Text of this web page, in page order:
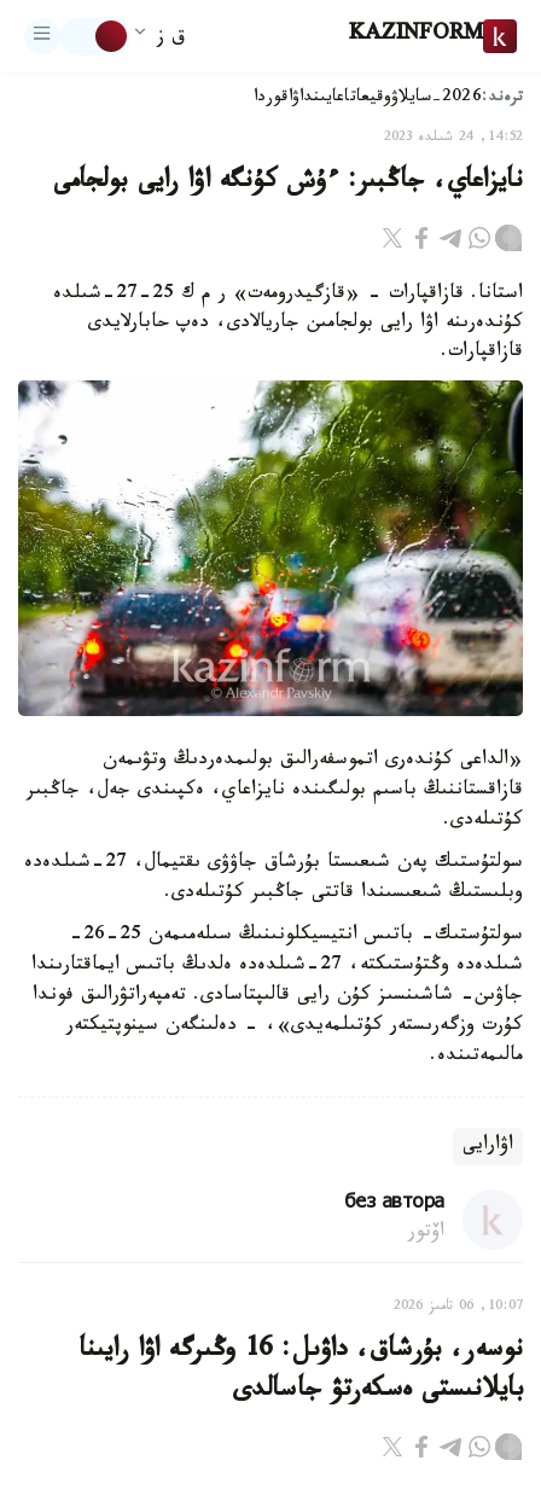
KAZINFORM ق ز
ترەند:2026-سايلاۋ وقيعاتاعايىنداۋاقوردا
14:52, 24 شىلدە 2023
نايزاعاي، جاڭبىر: ءۇش كۇنگە اۋا رايى بولجامى
استانا. قازاقپارات - «قازگيدرومەت» ر م ك 25-27-شىلدە
كۇندەرىنە اۋا رايى بولجامىن جاريالادى، دەپ حابارلايدى
قازاقپارات.
«الداعى كۇندەرى اتموسفەرالىق بولىمدەردىڭ وتۋىمەن
قازاقستاننىڭ باسىم بولىگىندە نايزاعاي، ەكپىندى جەل، جاڭبىر
كۇتىلەدى.
سولتۇستىك پەن شىعىستا بۇرشاق جاۋۋى ىقتيمال، 27-شىلدەدە
وبلىستىڭ شىعىسىندا قاتتى جاڭبىر كۇتىلەدى.
سولتۇستىك- باتىس انتيسيكلونىنىڭ سىلەمىمەن 25-26-
شىلدەدە وڭتۇستىكتە، 27-شىلدەدە ەلدىڭ باتىس ايماقتارىندا
جاۋىن- شاشىنسىز كۇن رايى قالىپتاسادى. تەمپەراتۋرالىق فوندا
كۇرت وزگەرىستەر كۇتىلمەيدى»، - دەلىنگەن سينوپتيكتەر
مالىمەتىندە.
اۋارايى
без автора
اۆتور
10:07, 06 تامىز 2026
نوسەر، بۇرشاق، داۋىل: 16 وڭىرگە اۋا رايىنا
بايلانىستى ەسكەرتۋ جاسالدى